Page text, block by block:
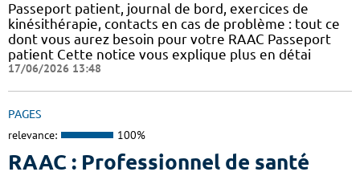
Passeport patient, journal de bord, exercices de
kinésithérapie, contacts en cas de problème : tout ce
dont vous aurez besoin pour votre RAAC Passeport
patient Cette notice vous explique plus en détai
17/06/2026 13:48
PAGES
relevance: 100%
RAAC : Professionnel de santé